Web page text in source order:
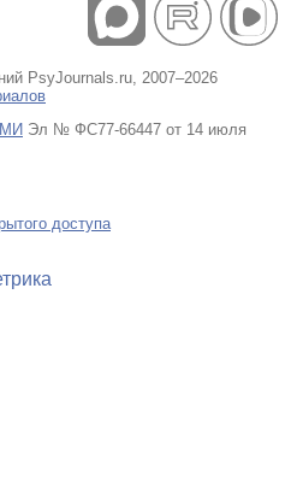
PsyJournals.ru, 2007–2026
Эл № ФС77-66447 от 14 июля
доступа